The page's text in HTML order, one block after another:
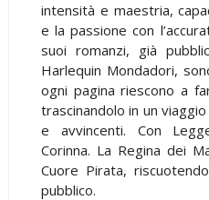
intensità e maestria,
e la passione con
suoi romanzi, già
Harlequin Mondadori,
ogni pagina riescono a
trascinandolo in un
e avvincenti. Con
Corinna. La Regina dei
Cuore Pirata,
pubblico.